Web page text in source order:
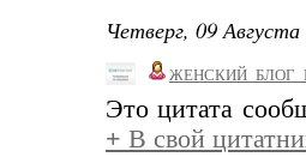
Четверг, 09
Это цитата
+ В свой